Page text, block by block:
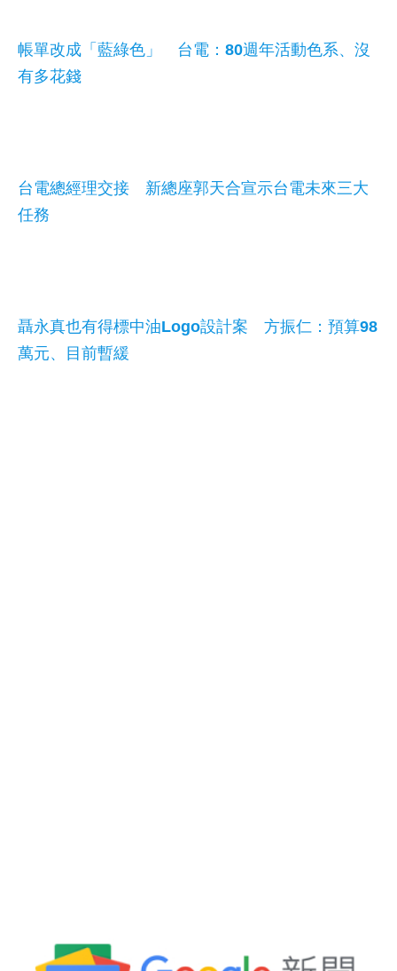
帳單改成「藍綠色」 台電：80週年活動色系、沒
有多花錢
台電總經理交接 新總座郭天合宣示台電未來三大
任務
聶永真也有得標中油Logo設計案 方振仁：預算98
萬元、目前暫緩